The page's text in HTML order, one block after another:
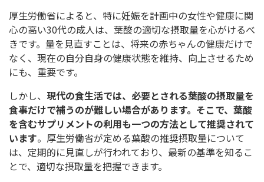
厚生労働省によると、特に妊娠を計画中の女性や健康に関
心の高い30代の成人は、葉酸の適切な摂取量を心がけるべ
きです。量を見直すことは、将来の赤ちゃんの健康だけで
なく、現在の自分自身の健康状態を維持、向上させるため
にも、重要です。
しかし、 現代の食生活では、必要とされる葉酸の摂取量を
食事だけで補うのが難しい場合があります。そこで、葉酸
を含むサプリメントの利用も一つの方法として推奨されて
います。厚生労働省が定める葉酸の推奨摂取量について
は、定期的に見直しが行われており、最新の基準を知るこ
とで、適切な摂取量を把握できます。